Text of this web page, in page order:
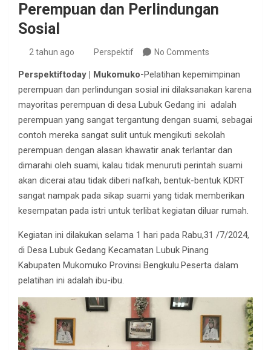
Perempuan dan Perlindungan
Sosial
2 tahun ago Perspektif No Comments
Perspektiftoday | Mukomuko-Pelatihan kepemimpinan
perempuan dan perlindungan sosial ini dilaksanakan karena
mayoritas perempuan di desa Lubuk Gedang ini adalah
perempuan yang sangat tergantung dengan suami, sebagai
contoh mereka sangat sulit untuk mengikuti sekolah
perempuan dengan alasan khawatir anak terlantar dan
dimarahi oleh suami, kalau tidak menuruti perintah suami
akan dicerai atau tidak diberi nafkah, bentuk-bentuk KDRT
sangat nampak pada sikap suami yang tidak memberikan
kesempatan pada istri untuk terlibat kegiatan diluar rumah.
Kegiatan ini dilakukan selama 1 hari pada Rabu,31 /7/2024,
di Desa Lubuk Gedang Kecamatan Lubuk Pinang
Kabupaten Mukomuko Provinsi Bengkulu.Peserta dalam
pelatihan ini adalah ibu-ibu.